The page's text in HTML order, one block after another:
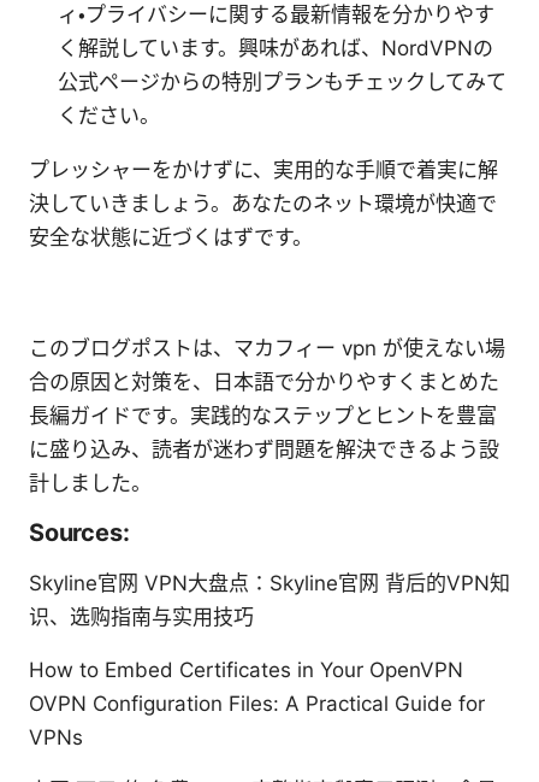
ィ・プライバシーに関する最新情報を分かりやす
く解説しています。興味があれば、NordVPNの
公式ページからの特別プランもチェックしてみて
ください。
プレッシャーをかけずに、実用的な手順で着実に解
決していきましょう。あなたのネット環境が快適で
安全な状態に近づくはずです。
このブログポストは、マカフィー vpn が使えない場
合の原因と対策を、日本語で分かりやすくまとめた
長編ガイドです。実践的なステップとヒントを豊富
に盛り込み、読者が迷わず問題を解決できるよう設
計しました。
Sources:
Skyline官网 VPN大盘点：Skyline官网 背后的VPN知
识、选购指南与实用技巧
How to Embed Certificates in Your OpenVPN
OVPN Configuration Files: A Practical Guide for
VPNs